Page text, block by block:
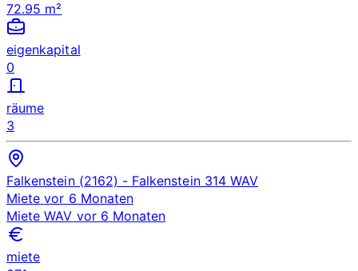
72.95 m²
eigenkapital
0
räume
3
Falkenstein (2162) - Falkenstein 314 WAV
Miete vor 6 Monaten
Miete WAV vor 6 Monaten
miete